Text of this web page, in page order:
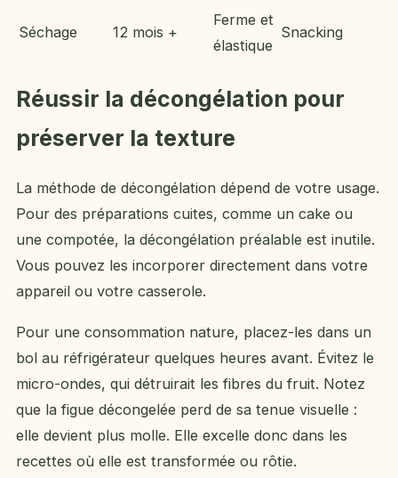
Séchage 12 mois +
Ferme et
élastique
Snacking
Réussir la décongélation pour
préserver la texture
La méthode de décongélation dépend de votre usage.
Pour des préparations cuites, comme un cake ou
une compotée, la décongélation préalable est inutile.
Vous pouvez les incorporer directement dans votre
appareil ou votre casserole.
Pour une consommation nature, placez-les dans un
bol au réfrigérateur quelques heures avant. Évitez le
micro-ondes, qui détruirait les fibres du fruit. Notez
que la figue décongelée perd de sa tenue visuelle :
elle devient plus molle. Elle excelle donc dans les
recettes où elle est transformée ou rôtie.